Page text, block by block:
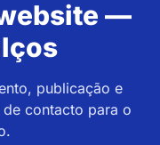
—
publicação e
contacto para o